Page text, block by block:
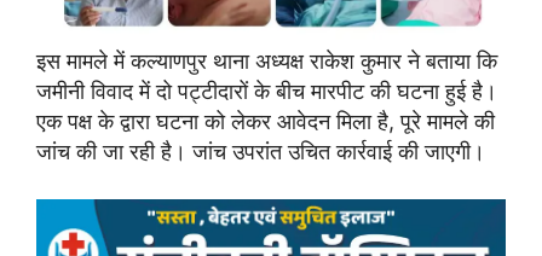
इस मामले में कल्याणपुर थाना अध्यक्ष राकेश कुमार ने बताया कि
जमीनी विवाद में दो पट्टीदारों के बीच मारपीट की घटना हुई है।
एक पक्ष के द्वारा घटना को लेकर आवेदन मिला है, पूरे मामले की
जांच की जा रही है। जांच उपरांत उचित कार्रवाई की जाएगी।